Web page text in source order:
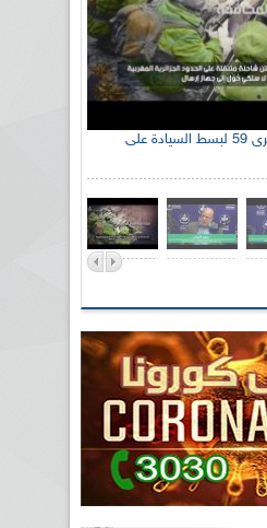
الإذاعة الجزائرية تحي الذكرى 59 لبسط السيادة على